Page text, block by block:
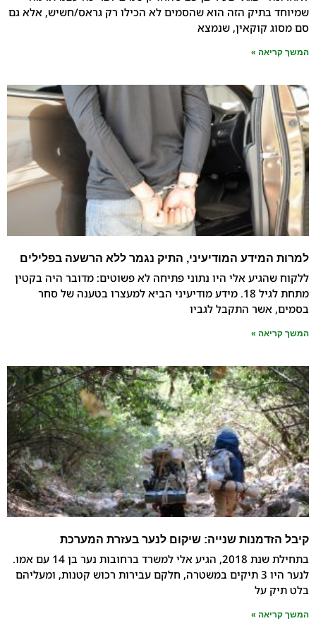
הזה הוא שהסמים לא הכילו רק גראס/חשיש, אלא גם
קוקאין, שנמצא
»
המודיעיני, התיק נגמר ללא הרשעה בפלילים
אלי היו נתוני פתיחה לא פשוטים: מדובר היה בקטין
מתחת לגיל 18. מידע מודיעיני הביא למעצרו בטענה של סחר
התקבל לגביו
»
שנייה: שיקום לנער בעזרת המערכת
בתחילת שנת 2018, הגיע אלי למשרד ברחובות נער בן 14 עם אמו.
לנער היו 3 תיקים במשטרה, חלקם עבירות רכוש קטנות, ומעליהם
על
»